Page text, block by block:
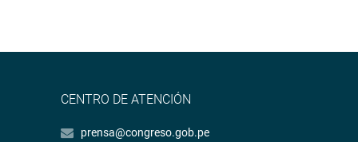
CENTRO DE ATENCIÓN
prensa@congreso.gob.pe